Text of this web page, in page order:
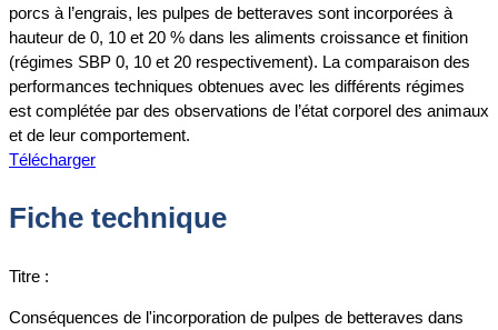
porcs à l’engrais, les pulpes de betteraves sont incorporées à
hauteur de 0, 10 et 20 % dans les aliments croissance et finition
(régimes SBP 0, 10 et 20 respectivement). La comparaison des
performances techniques obtenues avec les différents régimes
est complétée par des observations de l’état corporel des animaux
et de leur comportement.
Télécharger
Fiche technique
Titre :
Conséquences de l'incorporation de pulpes de betteraves dans